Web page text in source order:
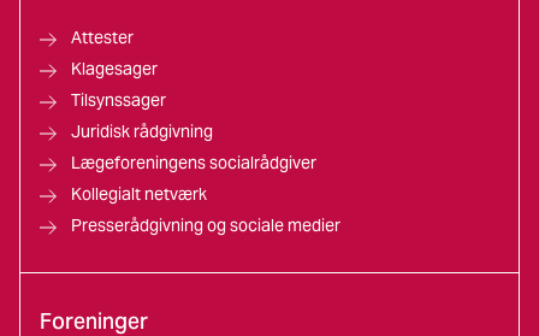
Attester
Klagesager
Tilsynssager
Juridisk rådgivning
Lægeforeningens socialrådgiver
Kollegialt netværk
Presserådgivning og sociale medier
Foreninger